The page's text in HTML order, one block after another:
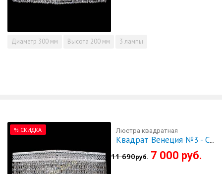
Диаметр 300 мм Высота 200 мм 3 лампы
% СКИДКА Люстра квадратная
Квадрат Венеция №3 - СКИДКА!!!
11 690руб. 7 000 руб.